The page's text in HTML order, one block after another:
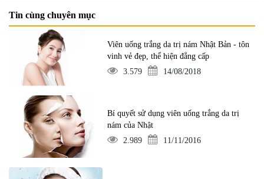
Tin cùng chuyên mục
Viên uống trắng da trị nám Nhật Bản - tôn
vinh vẻ đẹp, thể hiện đẳng cấp
3.579
14/08/2018
Bí quyết sử dụng viên uống trắng da trị
nám của Nhật
2.989
11/11/2016